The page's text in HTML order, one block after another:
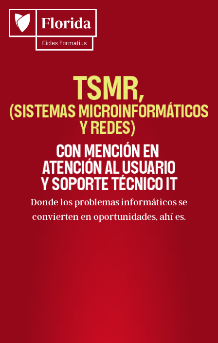
Donde los problemas informáticos se
convierten en oportunidades, ahí es.